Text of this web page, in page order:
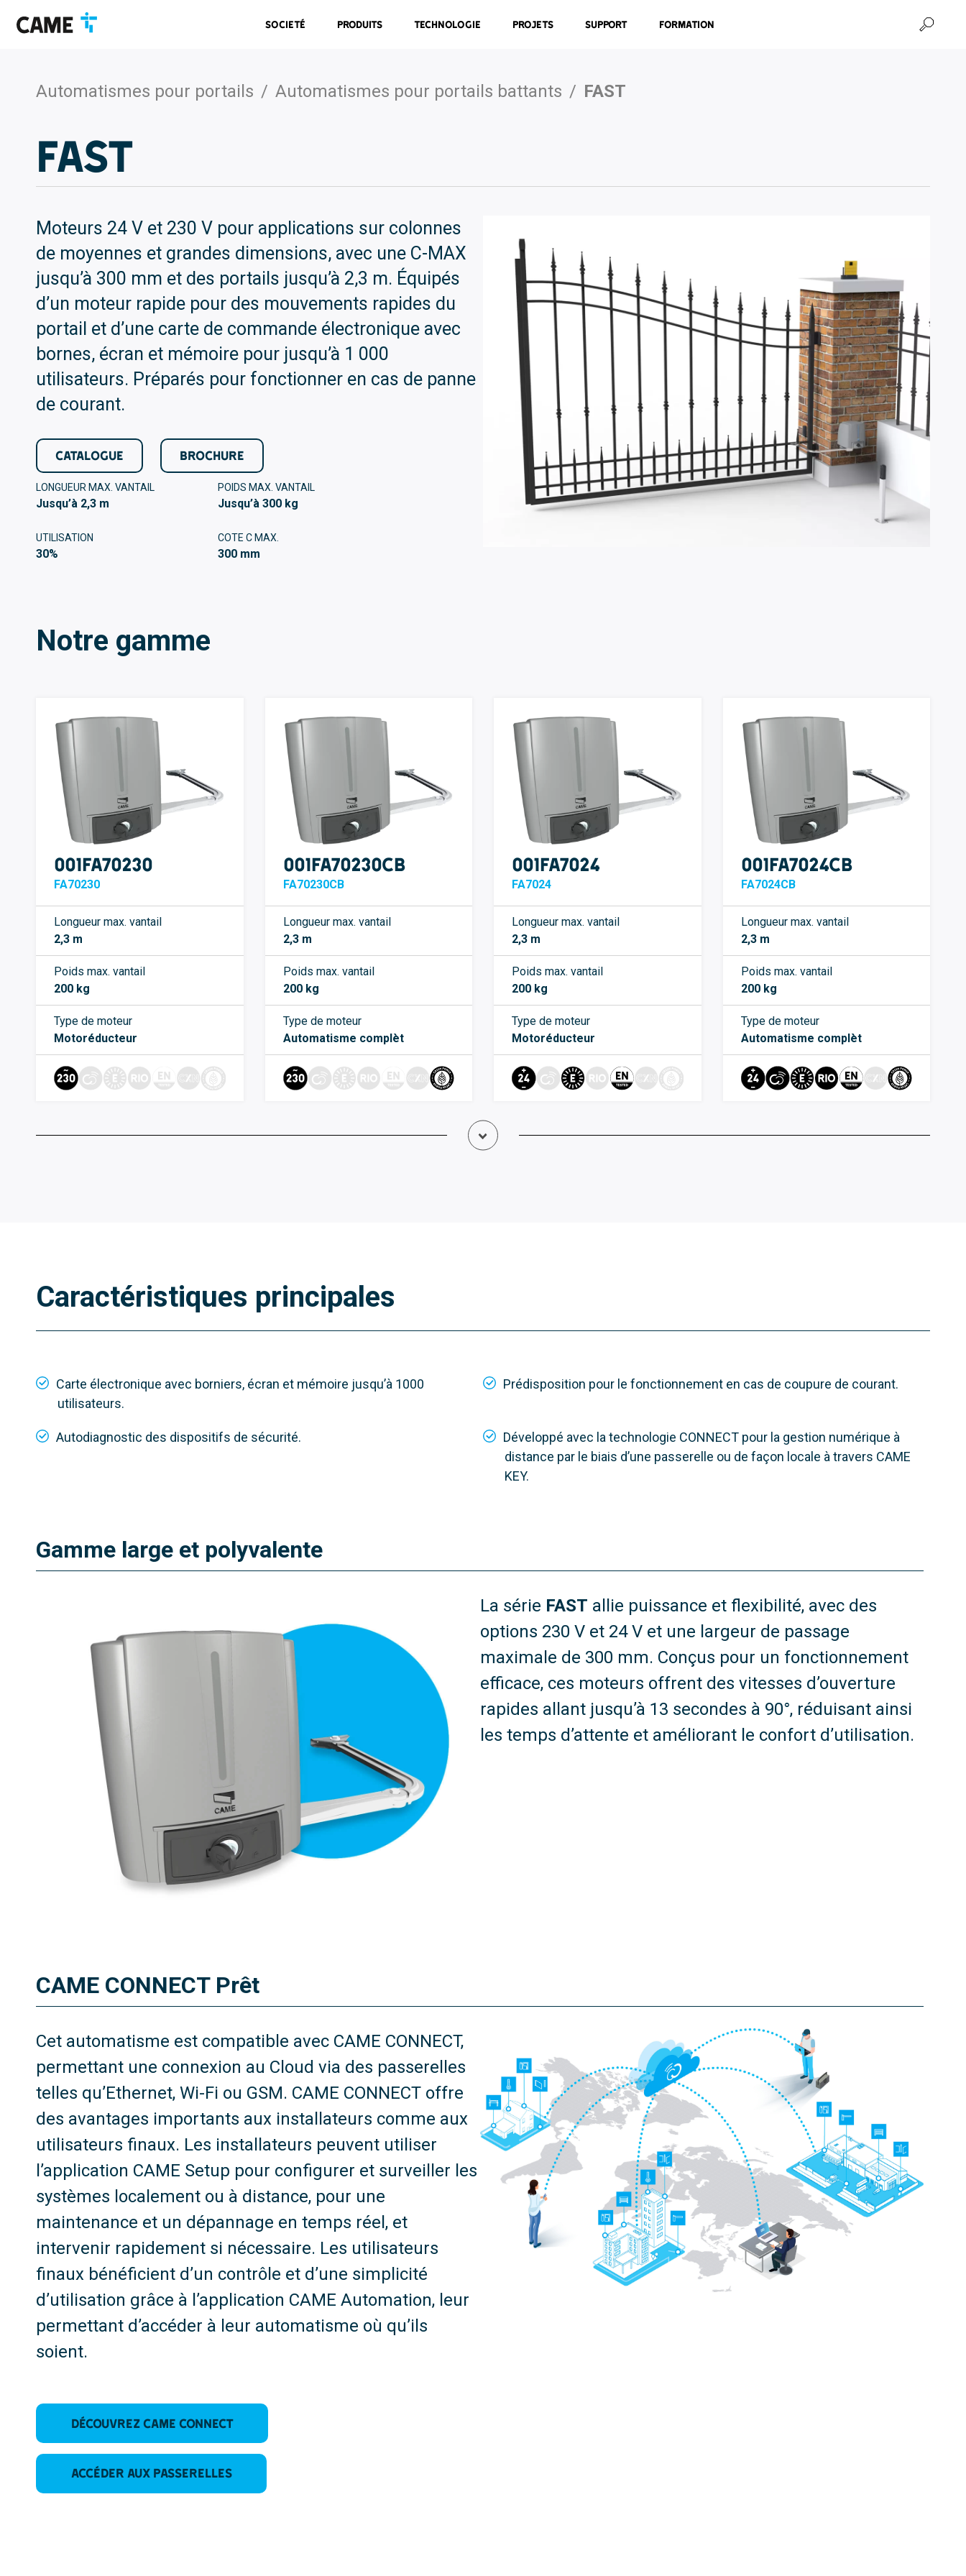
contenu
Societé Produits Technologie Projets Support Formation
Automatismes pour portails / Automatismes pour portails battants / FAST
FAST
Moteurs 24 V et 230 V pour applications sur colonnes
de moyennes et grandes dimensions, avec une C-MAX
jusqu’à 300 mm et des portails jusqu’à 2,3 m. Équipés
d’un moteur rapide pour des mouvements rapides du
portail et d’une carte de commande électronique avec
bornes, écran et mémoire pour jusqu’à 1 000
utilisateurs. Préparés pour fonctionner en cas de panne
de courant.
CATALOGUE BROCHURE
LONGUEUR MAX. VANTAIL
Jusqu’à 2,3 m
POIDS MAX. VANTAIL
Jusqu’à 300 kg
UTILISATION
30%
COTE C MAX.
300 mm
Notre gamme
001FA70230
FA70230
Longueur max. vantail
2,3 m
Poids max. vantail
200 kg
Type de moteur
Motoréducteur
001FA70230CB
FA70230CB
Longueur max. vantail
2,3 m
Poids max. vantail
200 kg
Type de moteur
Automatisme complèt
001FA7024
FA7024
Longueur max. vantail
2,3 m
Poids max. vantail
200 kg
Type de moteur
Motoréducteur
001FA7024CB
FA7024CB
Longueur max. vantail
2,3 m
Poids max. vantail
200 kg
Type de moteur
Automatisme complèt
801MB-0090
FST23DLC
Poids max. vantail
Type de moteur
801MB-0100
FST23DLS
Type de moteur
Caractéristiques principales
Carte électronique avec borniers, écran et mémoire jusqu’à 1000
utilisateurs.
Prédisposition pour le fonctionnement en cas de coupure de courant.
Autodiagnostic des dispositifs de sécurité.
Développé avec la technologie CONNECT pour la gestion numérique à
distance par le biais d’une passerelle ou de façon locale à travers CAME
KEY.
Gamme large et polyvalente
La série FAST allie puissance et flexibilité, avec des
options 230 V et 24 V et une largeur de passage
maximale de 300 mm. Conçus pour un fonctionnement
efficace, ces moteurs offrent des vitesses d’ouverture
rapides allant jusqu’à 13 secondes à 90°, réduisant ainsi
les temps d’attente et améliorant le confort d’utilisation.
CAME CONNECT Prêt
Cet automatisme est compatible avec CAME CONNECT,
permettant une connexion au Cloud via des passerelles
telles qu’Ethernet, Wi-Fi ou GSM. CAME CONNECT offre
des avantages importants aux installateurs comme aux
utilisateurs finaux. Les installateurs peuvent utiliser
l’application CAME Setup pour configurer et surveiller les
systèmes localement ou à distance, pour une
maintenance et un dépannage en temps réel, et
intervenir rapidement si nécessaire. Les utilisateurs
finaux bénéficient d’un contrôle et d’une simplicité
d’utilisation grâce à l’application CAME Automation, leur
permettant d’accéder à leur automatisme où qu’ils
soient.
Découvrez CAME CONNECT
Accéder aux passerelles